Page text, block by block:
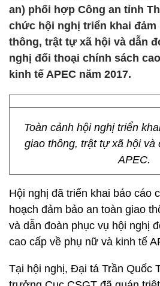
an) phối hợp Công an tỉnh
chức hội nghị triển khai đảm
thông, trật tự xã hội và dẫn
nghị đối thoại chính sách
kinh tế APEC năm 2017.
Toàn cảnh hội nghị triển
giao thông, trật tự xã hội và
APEC.
Hội nghị đã triển khai báo cáo
hoạch đảm bảo an toàn giao
và dẫn đoàn phục vụ hội nghị
cao cấp về phụ nữ và kinh tế
Tại hội nghị, Đại tá Trần Quốc